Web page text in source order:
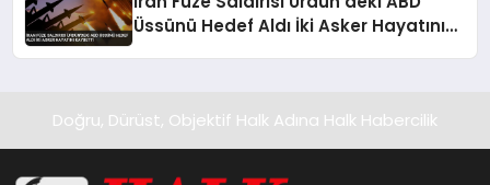
Üssünü Hedef Aldı İki Asker Hayatını
Doğru, Dürüst, Objektif Halk Adına Halk Habercilik